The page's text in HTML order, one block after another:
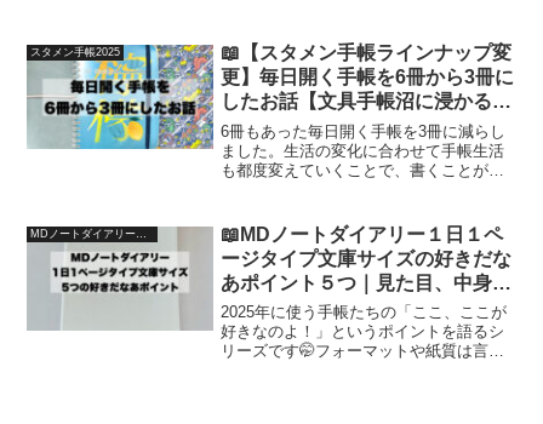
スタメン手帳2025
📖【スタメン手帳ラインナップ変
更】毎日開く手帳を6冊から3冊に
したお話【文具手帳沼に浸かるゆ
るゆる主婦の手帳生活】
6冊もあった毎日開く手帳を3冊に減らし
ました。生活の変化に合わせて手帳生活
も都度変えていくことで、書くことが苦
📖MDノートダイアリー１日１ペ
ージタイプ文庫サイズの好きだな
あポイント５つ｜見た目、中身、
字体などなど【文具沼に浸かるな
んとなく専業主婦の手帳生活】
2025年に使う手帳たちの「ここ、ここが
好きなのよ！」というポイントを語るシ
リーズです🤭フォーマットや紙質は言う